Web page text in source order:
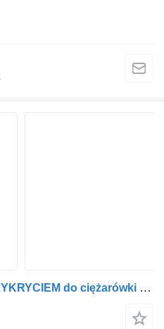
Zderzak DAF LH POD PRZYKRYCIEM do ciężarówki DAF XF / XG (2021-)